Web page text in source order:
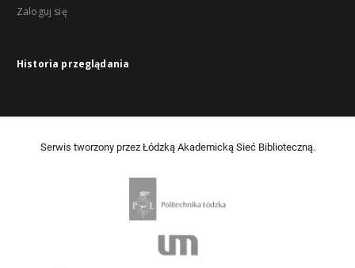
Zaloguj się
Historia przeglądania
Serwis tworzony przez Łódzką Akademicką Sieć Biblioteczną.